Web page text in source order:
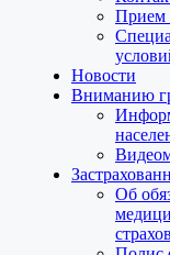
Прием
Новости
Вниманию
Об